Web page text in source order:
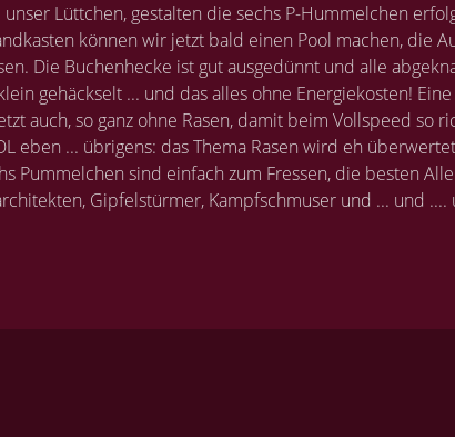
Lüttchen, gestalten die sechs P-Hummelchen
können wir jetzt bald einen Pool machen, die
Die Buchenhecke ist gut ausgedünnt und alle
gehäckselt ... und das alles ohne Energiekosten!
auch, so ganz ohne Rasen, damit beim Vollspeed so
eben ... übrigens: das Thema Rasen wird eh
Pummelchen sind einfach zum Fressen, die besten
Gipfelstürmer, Kampfschmuser und ... und ....